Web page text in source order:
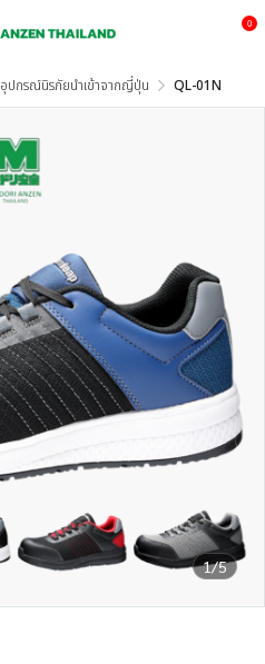
0
อุปกรณ์นิรภัยนำเข้าจากญี่ปุ่น QL-01N
1/5